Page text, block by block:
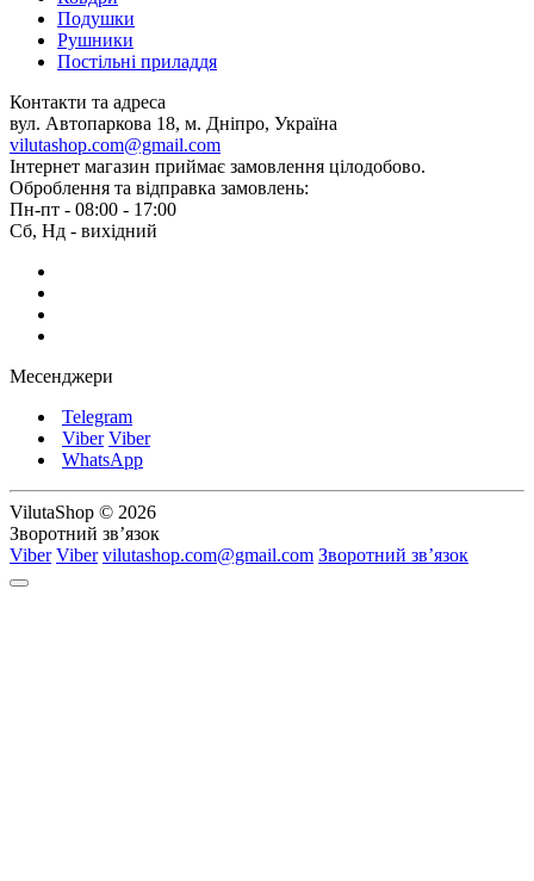
Подушки
Рушники
Постільні приладдя
Контакти та адреса
вул. Автопаркова 18, м. Дніпро, Україна
vilutashop.com@gmail.com
Інтернет магазин приймає замовлення цілодобово.
Оброблення та відправка замовлень:
Пн-пт - 08:00 - 17:00
Сб, Нд - вихідний
Месенджери
Telegram
Viber Viber
WhatsApp
VilutaShop © 2026
Зворотний зв’язок
Viber Viber vilutashop.com@gmail.com Зворотний зв’язок